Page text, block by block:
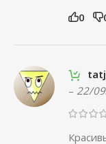
0
– 22/